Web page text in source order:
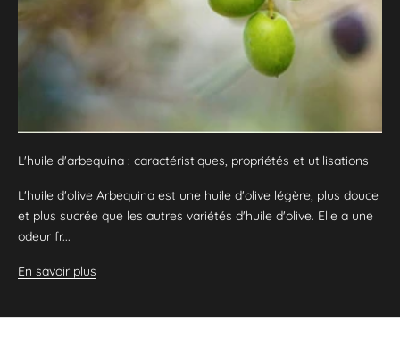
L'huile d'arbequina : caractéristiques, propriétés et utilisations
L'huile d'olive Arbequina est une huile d'olive légère, plus douce
et plus sucrée que les autres variétés d'huile d'olive. Elle a une
odeur fr...
En savoir plus